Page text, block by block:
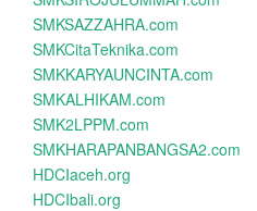
SMKSAZZAHRA.com
SMKCitaTeknika.com
SMKKARYAUNCINTA.com
SMKALHIKAM.com
SMK2LPPM.com
SMKHARAPANBANGSA2.com
HDCIaceh.org
HDCIbali.org